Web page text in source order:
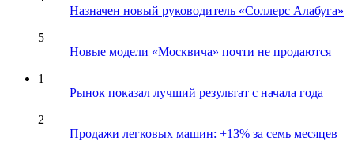
Назначен новый руководитель «Соллерс Алабуга»
5
Новые модели «Москвича» почти не продаются
1
Рынок показал лучший результат с начала года
2
Продажи легковых машин: +13% за семь месяцев